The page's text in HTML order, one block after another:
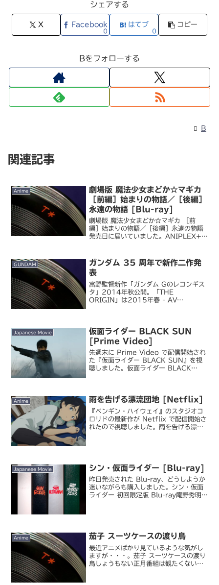
シェアする
X Facebook
0
はてブ
0
コピー
Bをフォローする
B
関連記事
Anime
劇場版 魔法少女まどか☆マギカ
［前編］始まりの物語／［後編］
永遠の物語 [Blu-ray]
劇場版 魔法少女まどか☆マギカ ［前
編］始まりの物語／［後編］永遠の物語
発売日に届いていました。ANIPLEX+
場所は我が家にはないな...と思って普通
に Amaz...
GUNDAM
ガンダム 35 周年で新作二作発
表
富野監督新作「ガンダム Gのレコンギス
タ」2014年秋公開。「THE
ORIGIN」は2015年春 - AV
由悠季監督...
Japanese Movie
仮面ライダー BLACK SUN
[Prime Video]
先週末に Prime Video で配信開始され
た『仮面ライダー BLACK SUN』を視
聴しました。仮面ライダー BLACK
Anime 雨を告げる漂流団地 [Netflix]
『ペンギン・ハイウェイ』のスタジオコ
ロリドの最新作が Netflix で配信開始さ
れたので視聴しました。雨を告げる漂流
Japanese Movie シン・仮面ライダー [Blu-ray]
昨日発売された Blu-ray、どうしようか
迷いながらも購入しました。シン・仮面
ライダー 初回限定版 Blu-ray庵野秀明監
Anime 茄子 スーツケースの渡り鳥
最近アニメばかり見ているような気がし
ますが・・・。茄子 スーツケースの渡り
鳥しょうもない正月番組は観たくないの